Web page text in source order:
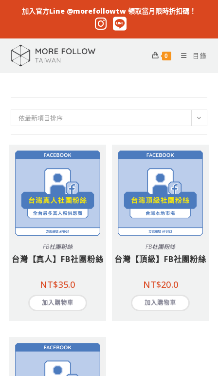
加入官方Line @morefollowtw 領取當月限時折扣碼！
0 目錄
依最新項目排序
FB社團粉絲
台灣【真人】FB社團粉絲
NT$35.0
加入購物車
FB社團粉絲
台灣【頂級】FB社團粉絲
NT$20.0
加入購物車